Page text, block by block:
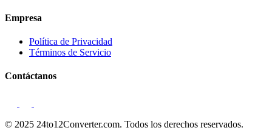
Empresa
Política de Privacidad
Términos de Servicio
Contáctanos
© 2025 24to12Converter.com. Todos los derechos reservados.